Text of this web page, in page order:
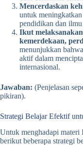
Mencerdaskan
untuk
pendidikan dan ilmu
Ikut
kemerdekaan,
menunjukkan
aktif dalam
internasional.
Jawaban: (Penjelasan
pikiran).
Strategi Belajar Efektif
Untuk menghadapi materi
berikut beberapa strategi